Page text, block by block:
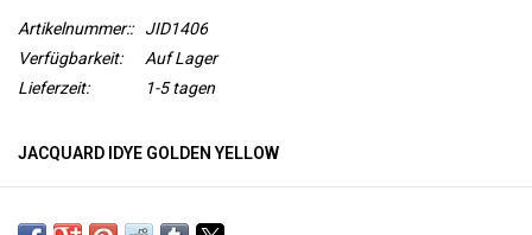
Artikelnummer::
JID1406
Verfügbarkeit:
Auf Lager
Lieferzeit:
1-5 tagen
JACQUARD IDYE GOLDEN YELLOW
Naturtextilien, wie Seide, Leinen, Baumwolle. iDye wird in einer